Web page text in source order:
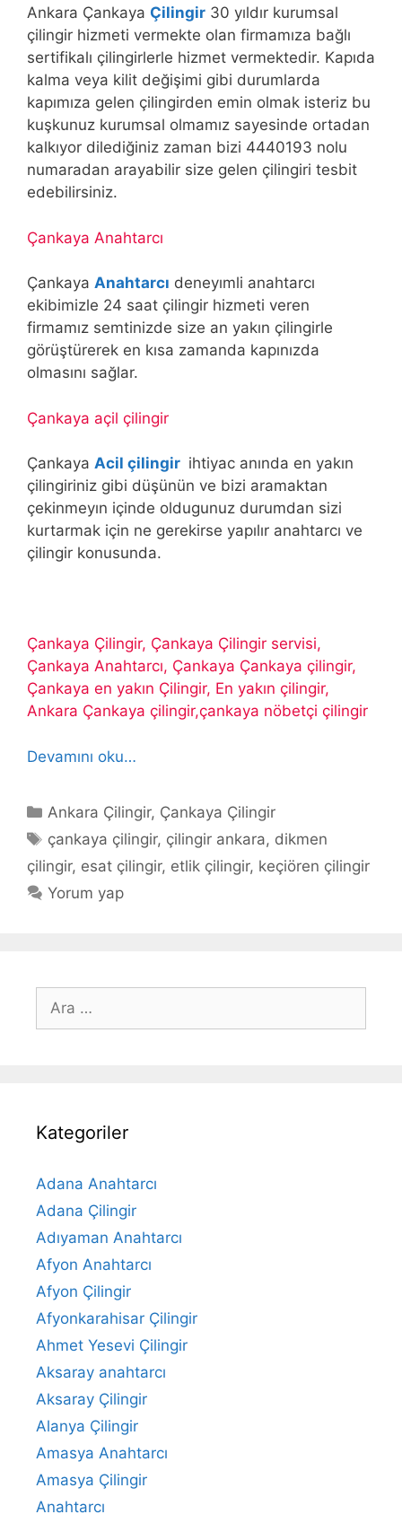
Ankara Çankaya Çilingir 30 yıldır kurumsal
çilingir hizmeti vermekte olan firmamıza bağlı
sertifikalı çilingirlerle hizmet vermektedir. Kapıda
kalma veya kilit değişimi gibi durumlarda
kapımıza gelen çilingirden emin olmak isteriz bu
kuşkunuz kurumsal olmamız sayesinde ortadan
kalkıyor dilediğiniz zaman bizi 4440193 nolu
numaradan arayabilir size gelen çilingiri tesbit
edebilirsiniz.
Çankaya Anahtarcı
Çankaya Anahtarcı deneyımli anahtarcı
ekibimizle 24 saat çilingir hizmeti veren
firmamız semtinizde size an yakın çilingirle
görüştürerek en kısa zamanda kapınızda
olmasını sağlar.
Çankaya açil çilingir
Çankaya Acil çilingir ihtiyac anında en yakın
çilingiriniz gibi düşünün ve bizi aramaktan
çekinmeyın içinde oldugunuz durumdan sizi
kurtarmak için ne gerekirse yapılır anahtarcı ve
çilingir konusunda.
Çankaya Çilingir, Çankaya Çilingir servisi,
Çankaya Anahtarcı, Çankaya Çankaya çilingir,
Çankaya en yakın Çilingir, En yakın çilingir,
Ankara Çankaya çilingir,çankaya nöbetçi çilingir
Devamını oku…
Kategoriler
Ankara Çilingir, Çankaya Çilingir
Etiketler
çankaya çilingir, çilingir ankara, dikmen
çilingir, esat çilingir, etlik çilingir, keçiören çilingir
Yorum yap
ara
Kategoriler
Adana Anahtarcı
Adana Çilingir
Adıyaman Anahtarcı
Afyon Anahtarcı
Afyon Çilingir
Afyonkarahisar Çilingir
Ahmet Yesevi Çilingir
Aksaray anahtarcı
Aksaray Çilingir
Alanya Çilingir
Amasya Anahtarcı
Amasya Çilingir
Anahtarcı